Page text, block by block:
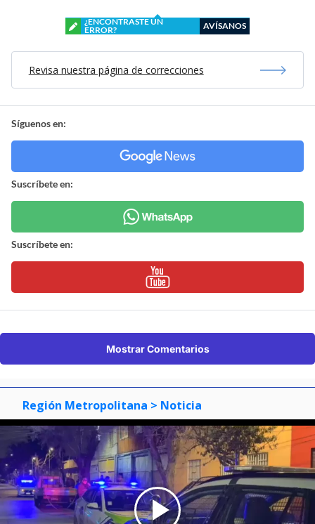
¿ENCONTRASTE UN
ERROR?
AVÍSANOS
Revisa nuestra página de correcciones
Síguenos en:
Suscríbete en:
Suscríbete en:
Mostrar Comentarios
Región Metropolitana > Noticia